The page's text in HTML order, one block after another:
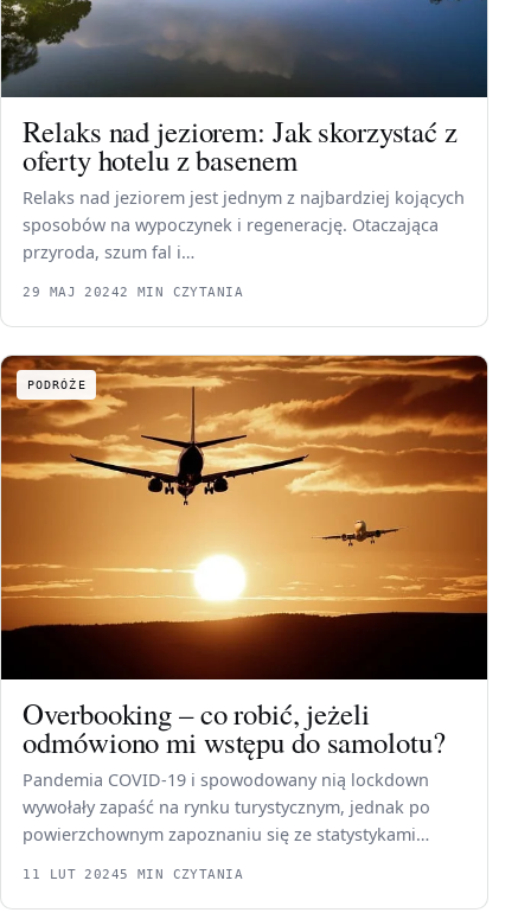
Relaks nad jeziorem: Jak skorzystać z
oferty hotelu z basenem
Relaks nad jeziorem jest jednym z najbardziej kojących
sposobów na wypoczynek i regenerację. Otaczająca
przyroda, szum fal i…
29 MAJ 20242 MIN CZYTANIA
PODRÓŻE
Overbooking – co robić, jeżeli
odmówiono mi wstępu do samolotu?
Pandemia COVID-19 i spowodowany nią lockdown
wywołały zapaść na rynku turystycznym, jednak po
powierzchownym zapoznaniu się ze statystykami…
11 LUT 20245 MIN CZYTANIA